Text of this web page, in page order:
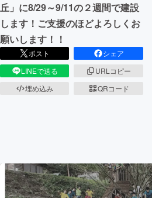
丘」に8/29～9/11の２週間で建設
します！ご支援のほどよろしくお
願いします！！
ポスト
シェア
LINEで送る
URLコピー
埋め込み
QRコード